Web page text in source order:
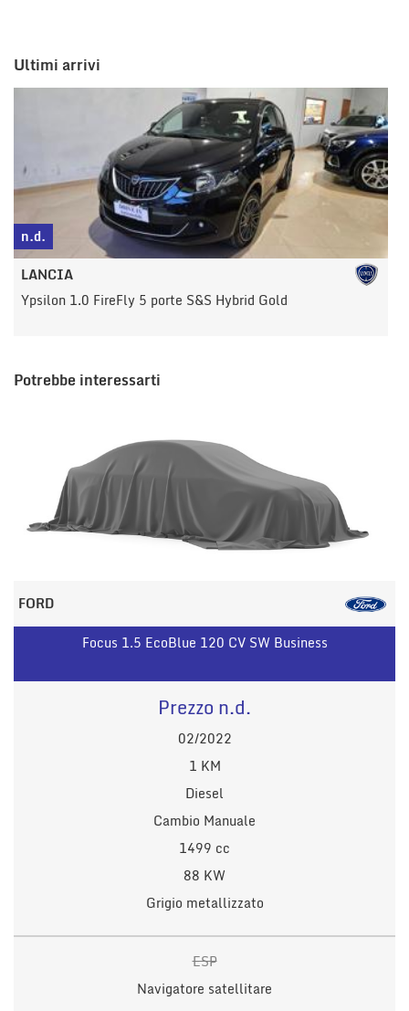
Ultimi arrivi
n.d.
LANCIA
Ypsilon 1.0 FireFly 5 porte S&S Hybrid Gold
Potrebbe interessarti
FORD
Focus 1.5 EcoBlue 120 CV SW Business
Prezzo n.d.
02/2022
1 KM
Diesel
Cambio Manuale
1499 cc
88 KW
Grigio metallizzato
ESP
Navigatore satellitare